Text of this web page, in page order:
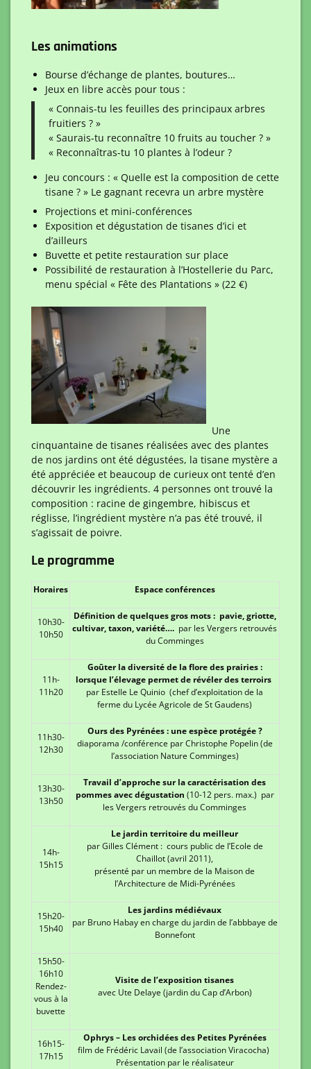
Les animations
Bourse d’échange de plantes, boutures…
Jeux en libre accès pour tous :
« Connais-tu les feuilles des principaux arbres
fruitiers ? »
« Saurais-tu reconnaître 10 fruits au toucher ? »
« Reconnaîtras-tu 10 plantes à l’odeur ?
Jeu concours : « Quelle est la composition de cette
tisane ? » Le gagnant recevra un arbre mystère
Projections et mini-conférences
Exposition et dégustation de tisanes d’ici et
d’ailleurs
Buvette et petite restauration sur place
Possibilité de restauration à l’Hostellerie du Parc,
menu spécial « Fête des Plantations » (22 €)
Une
cinquantaine de tisanes réalisées avec des plantes
de nos jardins ont été dégustées, la tisane mystère a
été appréciée et beaucoup de curieux ont tenté d’en
découvrir les ingrédients. 4 personnes ont trouvé la
composition : racine de gingembre, hibiscus et
réglisse, l’ingrédient mystère n’a pas été trouvé, il
s’agissait de poivre.
Le programme
Horaires Espace conférences
10h30-
10h50
Définition de quelques gros mots : pavie, griotte,
cultivar, taxon, variété…. par les Vergers retrouvés
du Comminges
11h-
11h20
Goûter la diversité de la flore des prairies :
lorsque l’élevage permet de révéler des terroirs
par Estelle Le Quinio (chef d’exploitation de la
ferme du Lycée Agricole de St Gaudens)
11h30-
12h30
Ours des Pyrénées : une espèce protégée ?
diaporama /conférence par Christophe Popelin (de
l’association Nature Comminges)
13h30-
13h50
Travail d’approche sur la caractérisation des
pommes avec dégustation (10-12 pers. max.) par
les Vergers retrouvés du Comminges
14h-
15h15
Le jardin territoire du meilleur
par Gilles Clément : cours public de l’Ecole de
Chaillot (avril 2011),
présenté par un membre de la Maison de
l’Architecture de Midi-Pyrénées
15h20-
15h40
Les jardins médiévaux
par Bruno Habay en charge du jardin de l’abbbaye de
Bonnefont
15h50-
16h10
Rendez-
vous à la
buvette
Visite de l’exposition tisanes
avec Ute Delaye (jardin du Cap d’Arbon)
16h15-
17h15
Ophrys – Les orchidées des Petites Pyrénées
film de Frédéric Lavail (de l’association Viracocha)
Présentation par le réalisateur